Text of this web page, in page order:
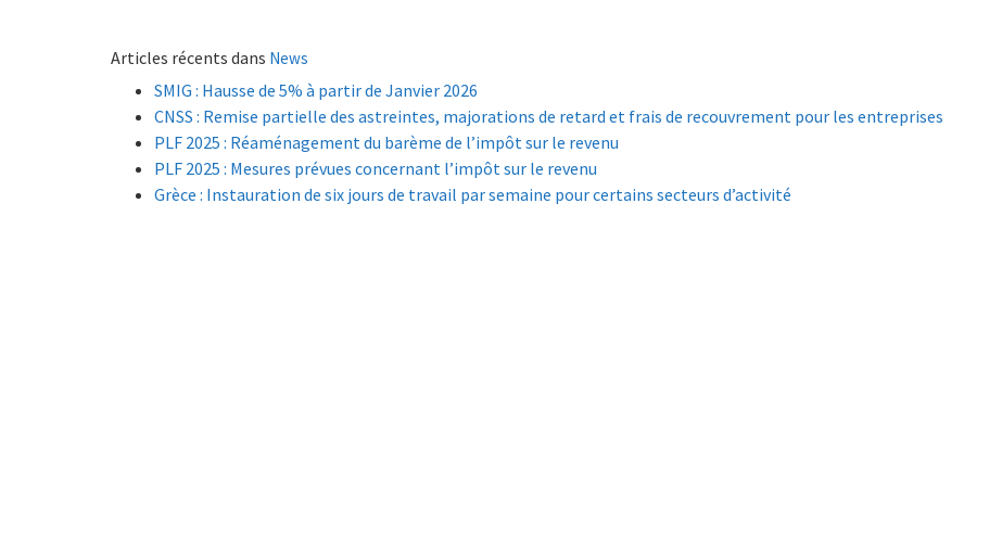
Articles récents dans News
SMIG : Hausse de 5% à partir de Janvier 2026
CNSS : Remise partielle des astreintes, majorations de retard et frais de recouvrement pour les entreprises
PLF 2025 : Réaménagement du barème de l’impôt sur le revenu
PLF 2025 : Mesures prévues concernant l’impôt sur le revenu
Grèce : Instauration de six jours de travail par semaine pour certains secteurs d’activité